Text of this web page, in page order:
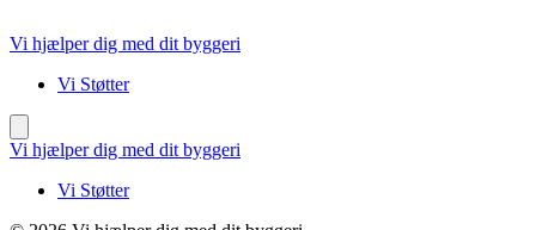
til
Vi hjælper dig med dit byggeri
Vi Støtter
Vi hjælper dig med dit byggeri
Vi Støtter